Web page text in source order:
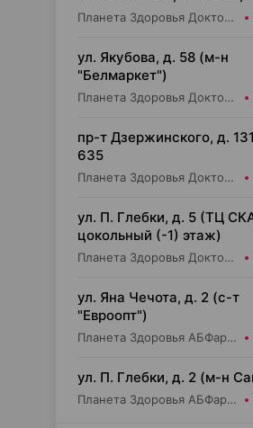
Планета Здоровья Доктор Таир ООО Аптека №6
ул. Якубова, д. 58 (м-н
"Белмаркет")
Планета Здоровья Доктор Таир ООО Аптека №15
пр-т Дзержинского, д.
635
Планета Здоровья Доктор Время ООО Аптека №52
ул. П. Глебки, д. 5 (ТЦ
цокольный (-1) этаж)
Планета Здоровья Доктор Время ООО Аптека №50
ул. Яна Чечота, д. 2 (с-т
"Евроопт")
Планета Здоровья АБФармация ИООО Аптека №26
ул. П. Глебки, д. 2 (м-н
Планета Здоровья АБФармация ИООО Аптека №14